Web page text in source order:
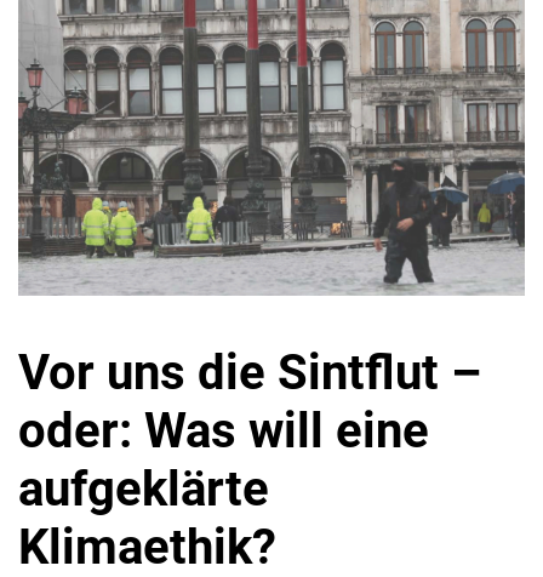
Vor uns die Sintflut –
oder: Was will eine
aufgeklärte
Klimaethik?